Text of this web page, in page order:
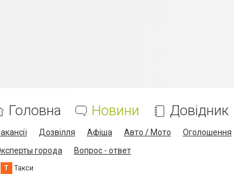
Головна Новини Довідник
Дозвілля Афіша Авто / Мото Оголошення
города
Вопрос - ответ
Т Такси